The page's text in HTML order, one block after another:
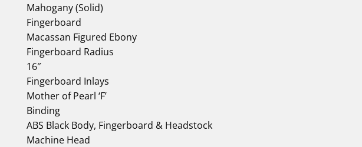
Mahogany (Solid)
Fingerboard
Macassan Figured Ebony
Fingerboard Radius
16″
Fingerboard Inlays
Mother of Pearl ‘F’
Binding
ABS Black Body, Fingerboard & Headstock
Machine Head